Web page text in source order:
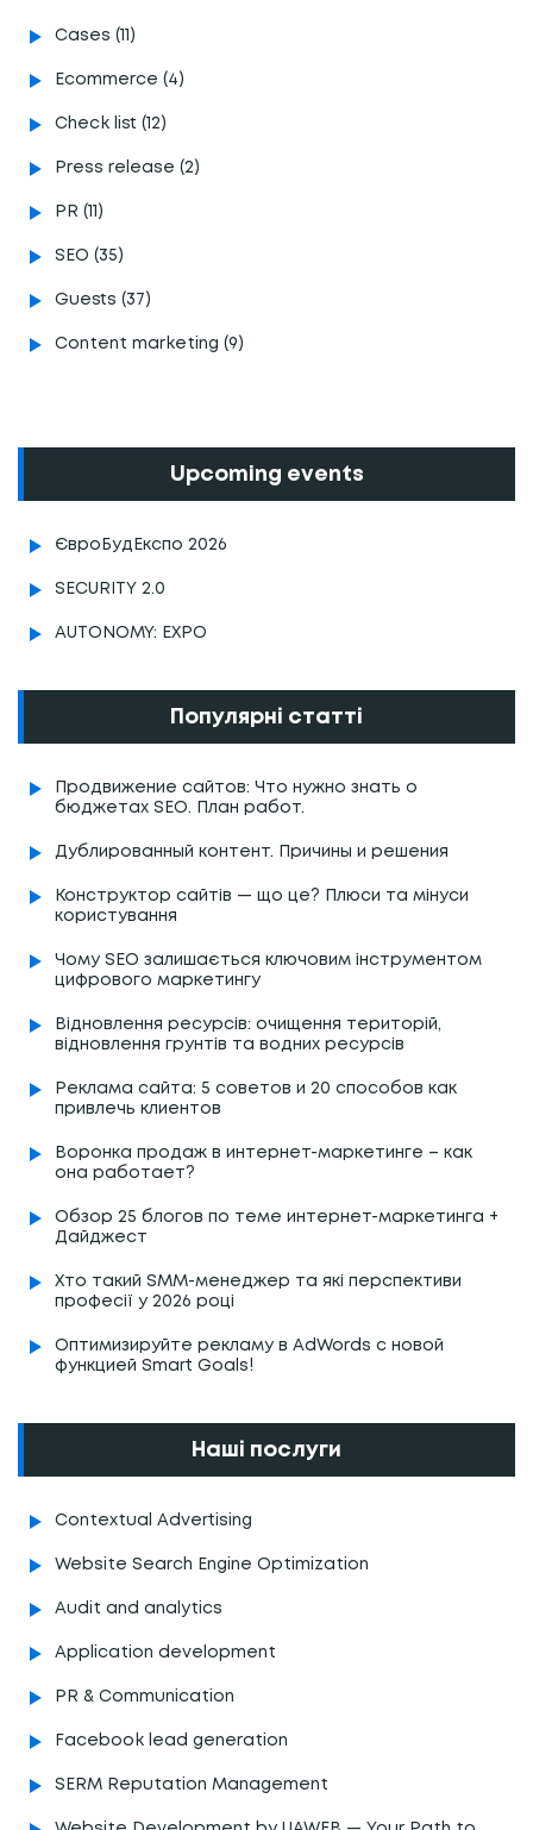
Cases (11)
Ecommerce (4)
Сheck list (12)
Press release (2)
PR (11)
SEO (35)
Guests (37)
Content marketing (9)
Upcoming events
ЄвроБудЕкспо 2026
SECURITY 2.0
AUTONOMY: EXPO
Популярні статті
Продвижение сайтов: Что нужно знать о
бюджетах SEO. План работ.
Дублированный контент. Причины и решения
Конструктор сайтів — що це? Плюси та мінуси
користування
Чому SEO залишається ключовим інструментом
цифрового маркетингу
Відновлення ресурсів: очищення територій,
відновлення грунтів та водних ресурсів
Реклама сайта: 5 советов и 20 способов как
привлечь клиентов
Воронка продаж в интернет-маркетинге – как
она работает?
Обзор 25 блогов по теме интернет-маркетинга +
Дайджест
Хто такий SMM-менеджер та які перспективи
професії у 2026 році
Оптимизируйте рекламу в AdWords с новой
функцией Smart Goals!
Наші послуги
Contextual Advertising
Website Search Engine Optimization
Audit and analytics
Application development
PR & Communication
Facebook lead generation
SERM Reputation Management